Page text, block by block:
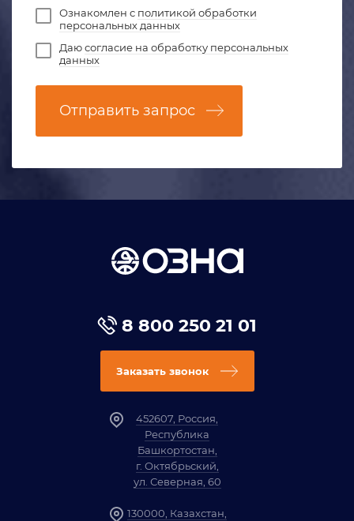
Ознакомлен с политикой обработки
персональных данных
Даюсогласие на обработку персональных
данных
Отправить запрос
8 800 250 21 01
Заказать звонок
452607, Россия,
Республика
Башкортостан,
г. Октябрьский,
ул. Северная, 60
130000, Казахстан,